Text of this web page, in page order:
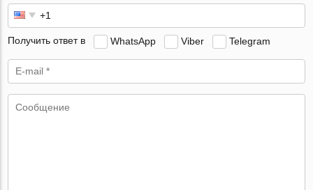
Получить ответ в WhatsApp Viber Telegram